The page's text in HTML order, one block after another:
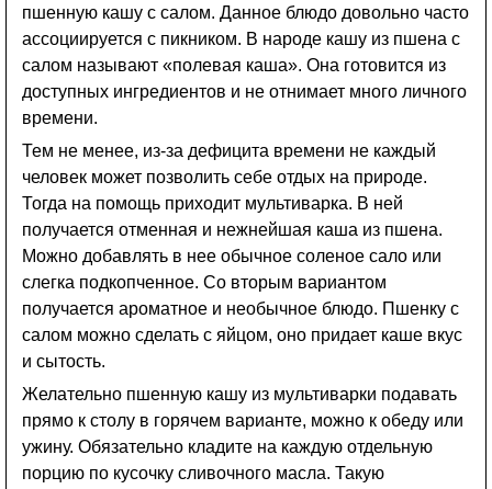
пшенную кашу с салом. Данное блюдо довольно часто
ассоциируется с пикником. В народе кашу из пшена с
салом называют «полевая каша». Она готовится из
доступных ингредиентов и не отнимает много личного
времени.
Тем не менее, из-за дефицита времени не каждый
человек может позволить себе отдых на природе.
Тогда на помощь приходит мультиварка. В ней
получается отменная и нежнейшая каша из пшена.
Можно добавлять в нее обычное соленое сало или
слегка подкопченное. Со вторым вариантом
получается ароматное и необычное блюдо. Пшенку с
салом можно сделать с яйцом, оно придает каше вкус
и сытость.
Желательно пшенную кашу из мультиварки подавать
прямо к столу в горячем варианте, можно к обеду или
ужину. Обязательно кладите на каждую отдельную
порцию по кусочку сливочного масла. Такую